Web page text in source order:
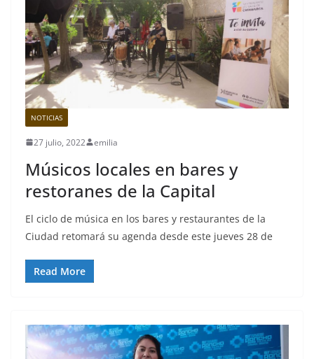
NOTICIAS
27 julio, 2022 emilia
Músicos locales en bares y
restoranes de la Capital
El ciclo de música en los bares y restaurantes de la
Ciudad retomará su agenda desde este jueves 28 de
Read More